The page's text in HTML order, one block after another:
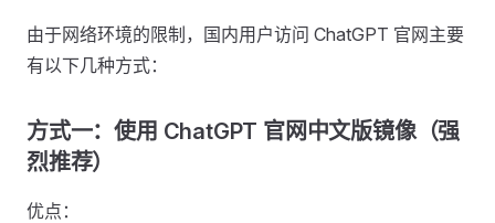
由于网络环境的限制，国内用户访问 ChatGPT 官网主要
有以下几种方式：
方式一：使用 ChatGPT 官网中文版镜像（强
烈推荐）
优点：